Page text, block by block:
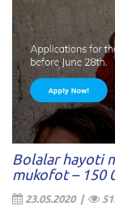
Bolalar hayoti
mukofot – 150
23.05.2020 |